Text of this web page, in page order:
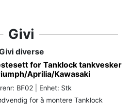
Givi
diverse
for Tanklock tankvesker
Aprilia/Kawasaki
BF02 | Enhet: Stk
for å montere Tanklock